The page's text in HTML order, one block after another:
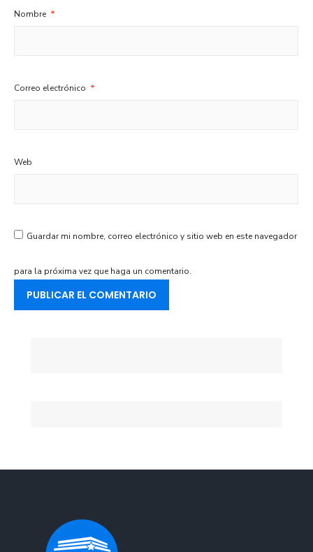
Nombre *
Correo electrónico *
Web
Guardar mi nombre, correo electrónico y sitio web en este navegador
para la próxima vez que haga un comentario.